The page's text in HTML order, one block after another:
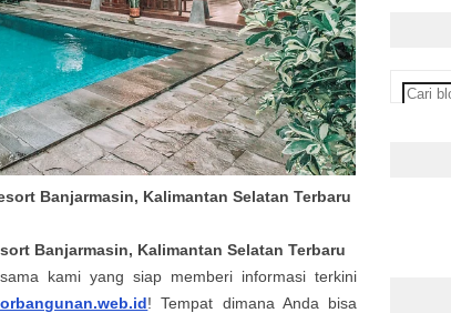
Banjarmasin, Kalimantan Selatan Terbaru
Banjarmasin, Kalimantan Selatan Terbaru
kami yang siap memberi informasi terkini
! Tempat dimana Anda bisa